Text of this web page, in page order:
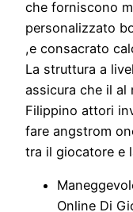
che forniscono
personalizzato
,e consacrato
La struttura a
assicura che il al
Filippino attori
fare angstrom
tra il giocatore e
Online Di